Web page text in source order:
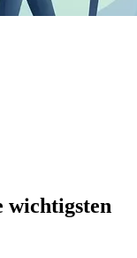
wichtigsten